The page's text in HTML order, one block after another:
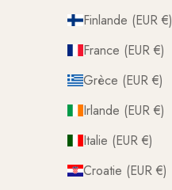
Finlande (EUR €)
France (EUR €)
Grèce (EUR €)
Irlande (EUR €)
Italie (EUR €)
Croatie (EUR €)